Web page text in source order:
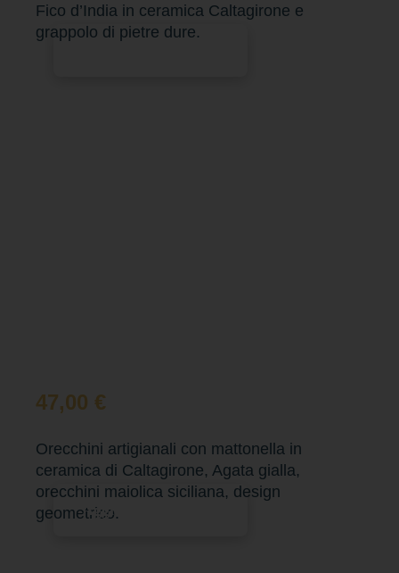
Fico d’India in ceramica Caltagirone e
grappolo di pietre dure.
47,00 €
Orecchini artigianali con mattonella in
ceramica di Caltagirone, Agata gialla,
orecchini maiolica siciliana, design
geometrico.Aggiungi al carrello